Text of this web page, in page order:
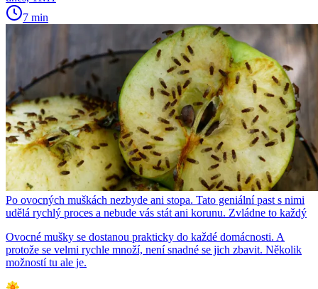
7 min
Po ovocných muškách nezbyde ani stopa. Tato geniální past s nimi
udělá rychlý proces a nebude vás stát ani korunu. Zvládne to každý
Ovocné mušky se dostanou prakticky do každé domácnosti. A
protože se velmi rychle množí, není snadné se jich zbavit. Několik
možností tu ale je.